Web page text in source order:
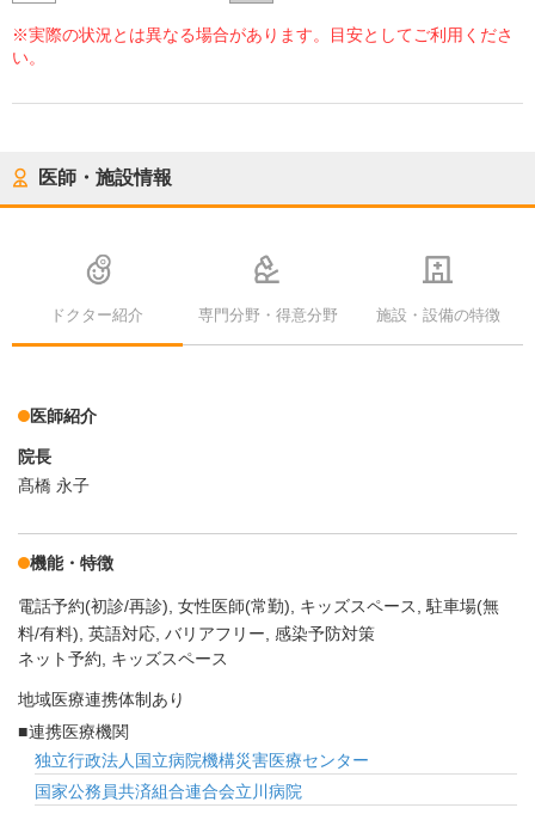
※実際の状況とは異なる場合があります。目安としてご利用くださ
い。
医師・施設情報
ドクター紹介 専門分野・得意分野 施設・設備の特徴
医師紹介
院長
髙橋 永子
機能・特徴
電話予約(初診/再診) 女性医師(常勤) キッズスペース
駐車場(無
料/有料) 英語対応 バリアフリー 感染予防対策
ネット予約, キッズスペース
地域医療連携体制あり
連携医療機関
独立行政法人国立病院機構災害医療センター
国家公務員共済組合連合会立川病院